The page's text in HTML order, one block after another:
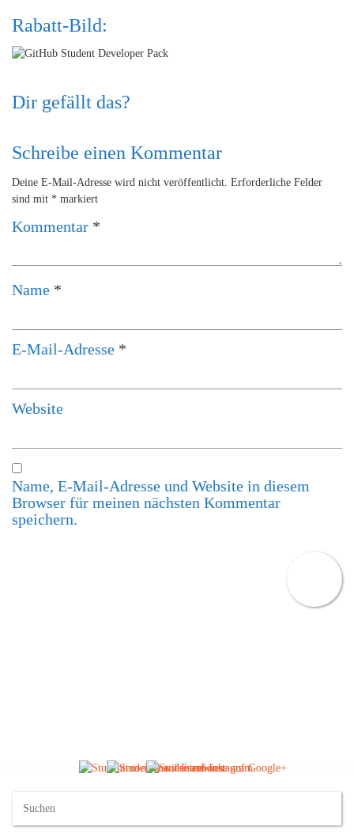
Rabatt-Bild:
Dir gefällt das?
Schreibe einen Kommentar
Deine E-Mail-Adresse wird nicht veröffentlicht. Erforderliche Felder
sind mit * markiert
Kommentar *
Name *
E-Mail-Adresse *
Website
Name, E-Mail-Adresse und Website in diesem
Browser für meinen nächsten Kommentar
speichern.